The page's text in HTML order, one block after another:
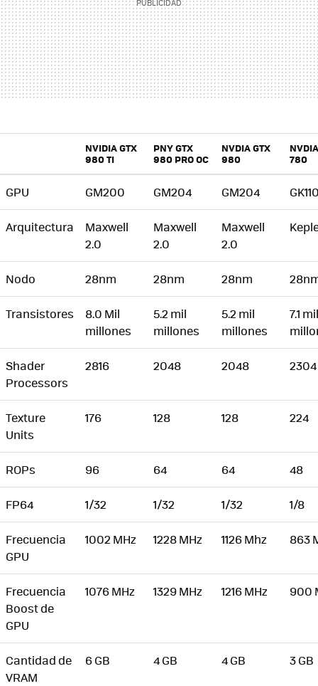
NVIDIA GTX
980 TI
PNY GTX
980 PRO OC
NVDIA GTX
980
780
GPU GM200 GM204 GM204
Arquitectura
Maxwell
2.0
Maxwell
2.0
Maxwell
2.0
Nodo 28nm 28nm 28nm
Transistores
8.0 Mil
millones
5.2 mil
millones
5.2 mil
millones
7.1 mil
Shader
Processors
2816 2048 2048 2304
Texture
Units
176 128 128 224
ROPs 96 64 64 48
FP64 1/32 1/32 1/32 1/8
Frecuencia
GPU
1002 MHz 1228 MHz 1126 Mhz 863
Frecuencia
Boost de
GPU
1076 MHz 1329 MHz 1216 MHz 900
Cantidad de
VRAM
6 GB 4 GB 4 GB 3 GB